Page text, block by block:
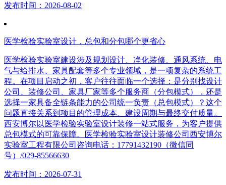
发布时间：2026-08-02
医学检验实验室设计，总包和分包哪个更省心
医学检验实验室建设涉及规划设计、净化装修、通风系统、电
气与给排水、家具配套等多个专业领域，是一项复杂的系统工
程。在项目启动之初，客户往往面临一个选择：是分别找设计
公司、装修公司、家具厂家等多个服务商（分包模式），还是
选择一家具备全链条能力的公司统一负责（总包模式）？这个
问题直接关系到项目的管理成本、建设周期与最终交付质量。
西安博尔以医学检验实验室设计装修一站式服务，为客户提供
总包模式的可靠保障。医学检验实验室设计装修公司西安博尔
实验室工程有限公司咨询电话：17791432190（微信同
号）/029-85566630
发布时间：2026-07-31